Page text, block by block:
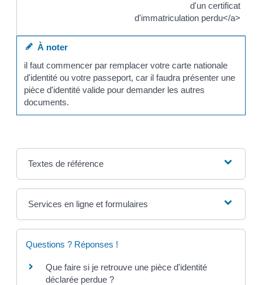
d'un certificat
d'immatriculation perdu</a>
À noter
il faut commencer par remplacer votre carte nationale
d'identité ou votre passeport, car il faudra présenter une
pièce d'identité valide pour demander les autres
documents.
Textes de référence
Services en ligne et formulaires
Questions ? Réponses !
Que faire si je retrouve une pièce d'identité
déclarée perdue ?